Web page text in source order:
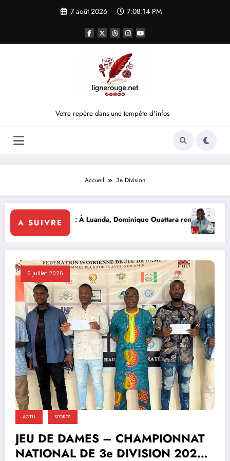
7 août 2026 7:08:14 PM
Votre repère dans une tempête d'infos
Accueil 3e Division
A SUIVRE
d’influence : À Luanda, Dominique Ouattara renforce le
5 juillet 2026
ACTU SPORTS
JEU DE DAMES – CHAMPIONNAT
NATIONAL DE 3e DIVISION 2026 :